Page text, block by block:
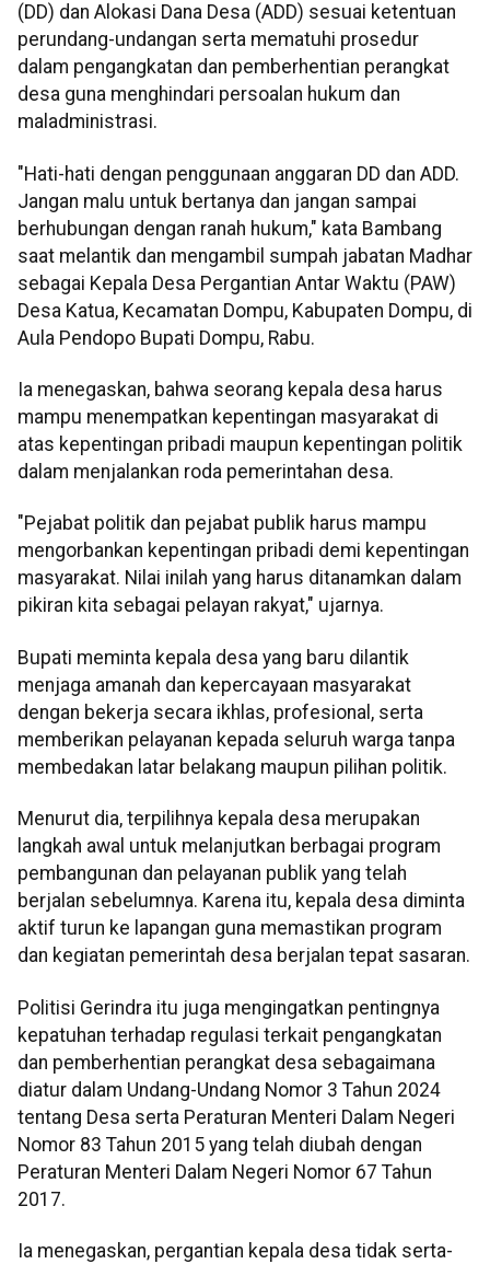
(DD) dan Alokasi Dana Desa (ADD) sesuai ketentuan
perundang-undangan serta mematuhi prosedur
dalam pengangkatan dan pemberhentian perangkat
desa guna menghindari persoalan hukum dan
maladministrasi.
"Hati-hati dengan penggunaan anggaran DD dan ADD.
Jangan malu untuk bertanya dan jangan sampai
berhubungan dengan ranah hukum," kata Bambang
saat melantik dan mengambil sumpah jabatan Madhar
sebagai Kepala Desa Pergantian Antar Waktu (PAW)
Desa Katua, Kecamatan Dompu, Kabupaten Dompu, di
Aula Pendopo Bupati Dompu, Rabu.
Ia menegaskan, bahwa seorang kepala desa harus
mampu menempatkan kepentingan masyarakat di
atas kepentingan pribadi maupun kepentingan politik
dalam menjalankan roda pemerintahan desa.
"Pejabat politik dan pejabat publik harus mampu
mengorbankan kepentingan pribadi demi kepentingan
masyarakat. Nilai inilah yang harus ditanamkan dalam
pikiran kita sebagai pelayan rakyat," ujarnya.
Bupati meminta kepala desa yang baru dilantik
menjaga amanah dan kepercayaan masyarakat
dengan bekerja secara ikhlas, profesional, serta
memberikan pelayanan kepada seluruh warga tanpa
membedakan latar belakang maupun pilihan politik.
Menurut dia, terpilihnya kepala desa merupakan
langkah awal untuk melanjutkan berbagai program
pembangunan dan pelayanan publik yang telah
berjalan sebelumnya. Karena itu, kepala desa diminta
aktif turun ke lapangan guna memastikan program
dan kegiatan pemerintah desa berjalan tepat sasaran.
Politisi Gerindra itu juga mengingatkan pentingnya
kepatuhan terhadap regulasi terkait pengangkatan
dan pemberhentian perangkat desa sebagaimana
diatur dalam Undang-Undang Nomor 3 Tahun 2024
tentang Desa serta Peraturan Menteri Dalam Negeri
Nomor 83 Tahun 2015 yang telah diubah dengan
Peraturan Menteri Dalam Negeri Nomor 67 Tahun
2017.
Ia menegaskan, pergantian kepala desa tidak serta-